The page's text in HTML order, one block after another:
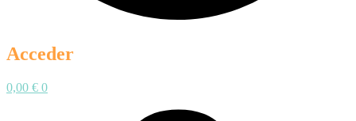
Acceder
0,00 € 0